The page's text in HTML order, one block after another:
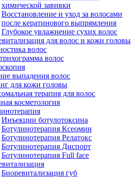
химической завивки
Восстановление и уход за волосами
после кератинового выпрямления
Глубокое увлажнение сухих волос
для волос и кожи головы
волос
волос
выпадения волос
для кожи головы
терапия для волос
косметология
Инъекции ботулотоксина
Ботулинотерапия Ксеомин
Ботулинотерапия Релатокс
Ботулинотерапия Диспорт
Ботулинотерапия Full face
Биоревитализация губ